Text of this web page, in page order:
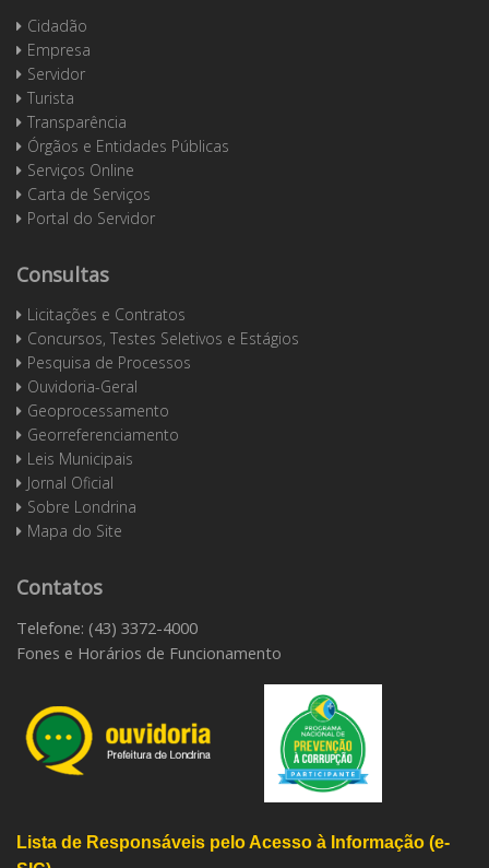
Cidadão
Empresa
Servidor
Turista
Transparência
Órgãos e Entidades Públicas
Serviços Online
Carta de Serviços
Portal do Servidor
Consultas
Licitações e Contratos
Concursos, Testes Seletivos e Estágios
Pesquisa de Processos
Ouvidoria-Geral
Geoprocessamento
Georreferenciamento
Leis Municipais
Jornal Oficial
Sobre Londrina
Mapa do Site
Contatos
Telefone: (43) 3372-4000
Fones e Horários de Funcionamento
Lista de Responsáveis pelo Acesso à Informação (e-